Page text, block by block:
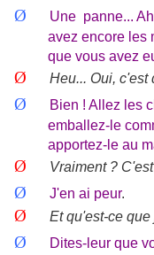
Ø Une panne...
avez encore les
que vous avez
Ø Heu... Oui, c'est
Ø Bien ! Allez les
emballez-le
apportez-le au
Ø Vraiment ?
Ø J'en ai peur.
Ø Et qu'est-ce
Ø
Dites-leur que